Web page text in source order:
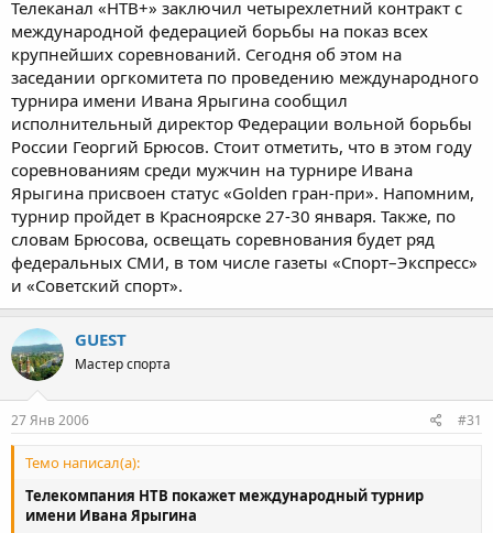
Телеканал «НТВ+» заключил четырехлетний контракт с
международной федерацией борьбы на показ всех
крупнейших соревнований. Сегодня об этом на
заседании оргкомитета по проведению международного
турнира имени Ивана Ярыгина сообщил
исполнительный директор Федерации вольной борьбы
России Георгий Брюсов. Стоит отметить, что в этом году
соревнованиям среди мужчин на турнире Ивана
Ярыгина присвоен статус «Golden гран-при». Напомним,
турнир пройдет в Красноярске 27-30 января. Также, по
словам Брюсова, освещать соревнования будет ряд
федеральных СМИ, в том числе газеты «Спорт–Экспресс»
и «Советский спорт».
GUEST
Мастер спорта
27 Янв 2006 #31
Темо написал(а):
Телекомпания НТВ покажет международный турнир
имени Ивана Ярыгина